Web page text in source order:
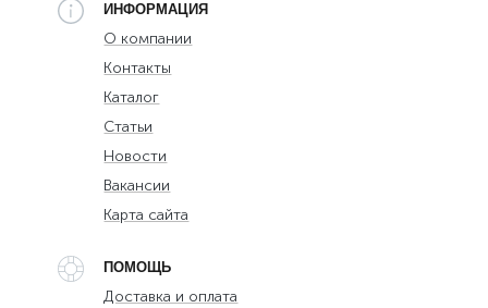
ИНФОРМАЦИЯ
О компании
Контакты
Каталог
Статьи
Новости
Вакансии
Карта сайта
ПОМОЩЬ
Доставка и оплата